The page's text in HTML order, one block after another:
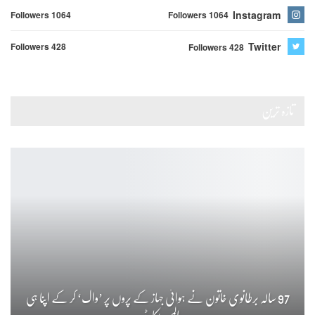
Instagram
Followers 1064
Followers 1064
Twitter
Followers 428
Followers 428
97 سالہ برطانوی خاتون نے ہوائی جہاز کے پروں پر ’واک‘ کر کے اپنا ہی